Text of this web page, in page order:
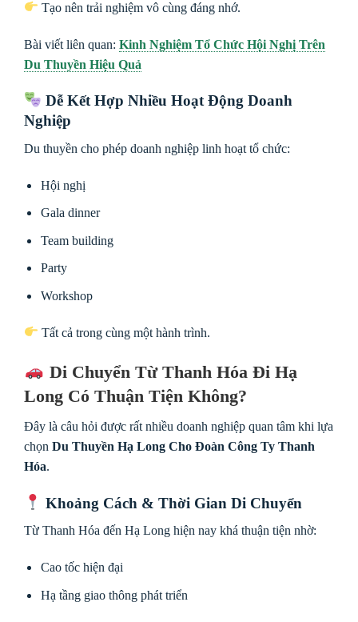
Tạo nên trải nghiệm vô cùng đáng nhớ.
Bài viết liên quan: Kinh Nghiệm Tổ Chức Hội Nghị Trên
Du Thuyền Hiệu Quả
Dễ Kết Hợp Nhiều Hoạt Động Doanh
Nghiệp
Du thuyền cho phép doanh nghiệp linh hoạt tổ chức:
Hội nghị
Gala dinner
Team building
Party
Workshop
Tất cả trong cùng một hành trình.
Di Chuyển Từ Thanh Hóa Đi Hạ
Long Có Thuận Tiện Không?
Đây là câu hỏi được rất nhiều doanh nghiệp quan tâm khi lựa
chọn Du Thuyền Hạ Long Cho Đoàn Công Ty Thanh
Hóa.
Khoảng Cách & Thời Gian Di Chuyển
Từ Thanh Hóa đến Hạ Long hiện nay khá thuận tiện nhờ:
Cao tốc hiện đại
Hạ tầng giao thông phát triển